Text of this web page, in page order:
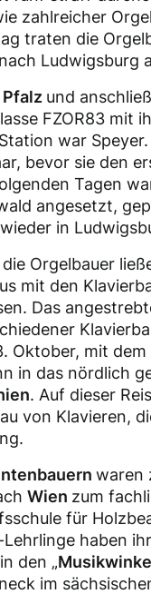
zahlreicher
traten die
Ludwigsburg
Pfalz und
FZOR83 mit
war
bevor sie den
Tagen
angesetzt,
in
Orgelbauer
mit den
Das
Oktober, mit
in das nördlich
. Auf dieser
von Klavieren,
waren
Wien zum
für
haben
den „
im